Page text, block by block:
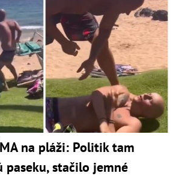
na pláži: Politik tam
stačilo jemné